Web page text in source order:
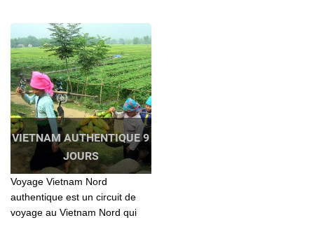
calcaires de Ha Giang
VIETNAM AUTHENTIQUE 9
JOURS
Voyage Vietnam Nord
authentique est un circuit de
voyage au Vietnam Nord qui